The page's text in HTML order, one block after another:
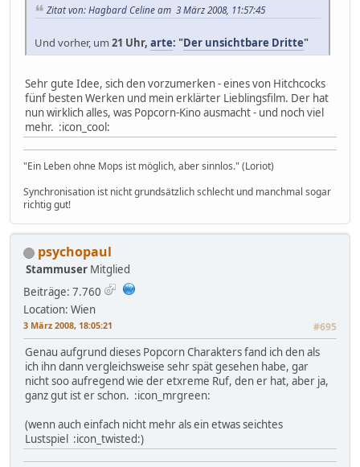
Zitat von: Hagbard Celine am 3 März 2008, 11:57:45
Und vorher, um 21 Uhr, arte: "Der unsichtbare Dritte"
Sehr gute Idee, sich den vorzumerken - eines von Hitchcocks
fünf besten Werken und mein erklärter Lieblingsfilm. Der hat
nun wirklich alles, was Popcorn-Kino ausmacht - und noch viel
mehr. :icon_cool:
"Ein Leben ohne Mops ist möglich, aber sinnlos." (Loriot)
Synchronisation ist nicht grundsätzlich schlecht und manchmal sogar
richtig gut!
psychopaul
Stammuser Mitglied
Beiträge: 7.760
Location: Wien
3 März 2008, 18:05:21 #695
Genau aufgrund dieses Popcorn Charakters fand ich den als
ich ihn dann vergleichsweise sehr spät gesehen habe, gar
nicht soo aufregend wie der etxreme Ruf, den er hat, aber ja,
ganz gut ist er schon. :icon_mrgreen:
(wenn auch einfach nicht mehr als ein etwas seichtes
Lustspiel :icon_twisted:)